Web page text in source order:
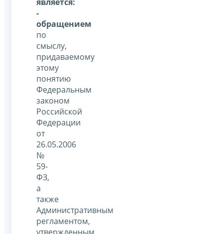
-
обращением
по
смыслу,
придаваемому
этому
понятию
Федеральным
законом
Российской
Федерации
от
26.05.2006
№
59-
ФЗ,
а
также
Административным
регламентом,
утвержденным